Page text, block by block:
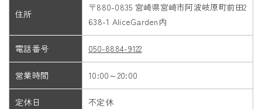
住所
〒880-0835 宮崎県宮崎市阿波岐原町前田2
638-1 AliceGarden内
電話番号 050-8884-9122
営業時間 10:00～20:00
定休日 不定休